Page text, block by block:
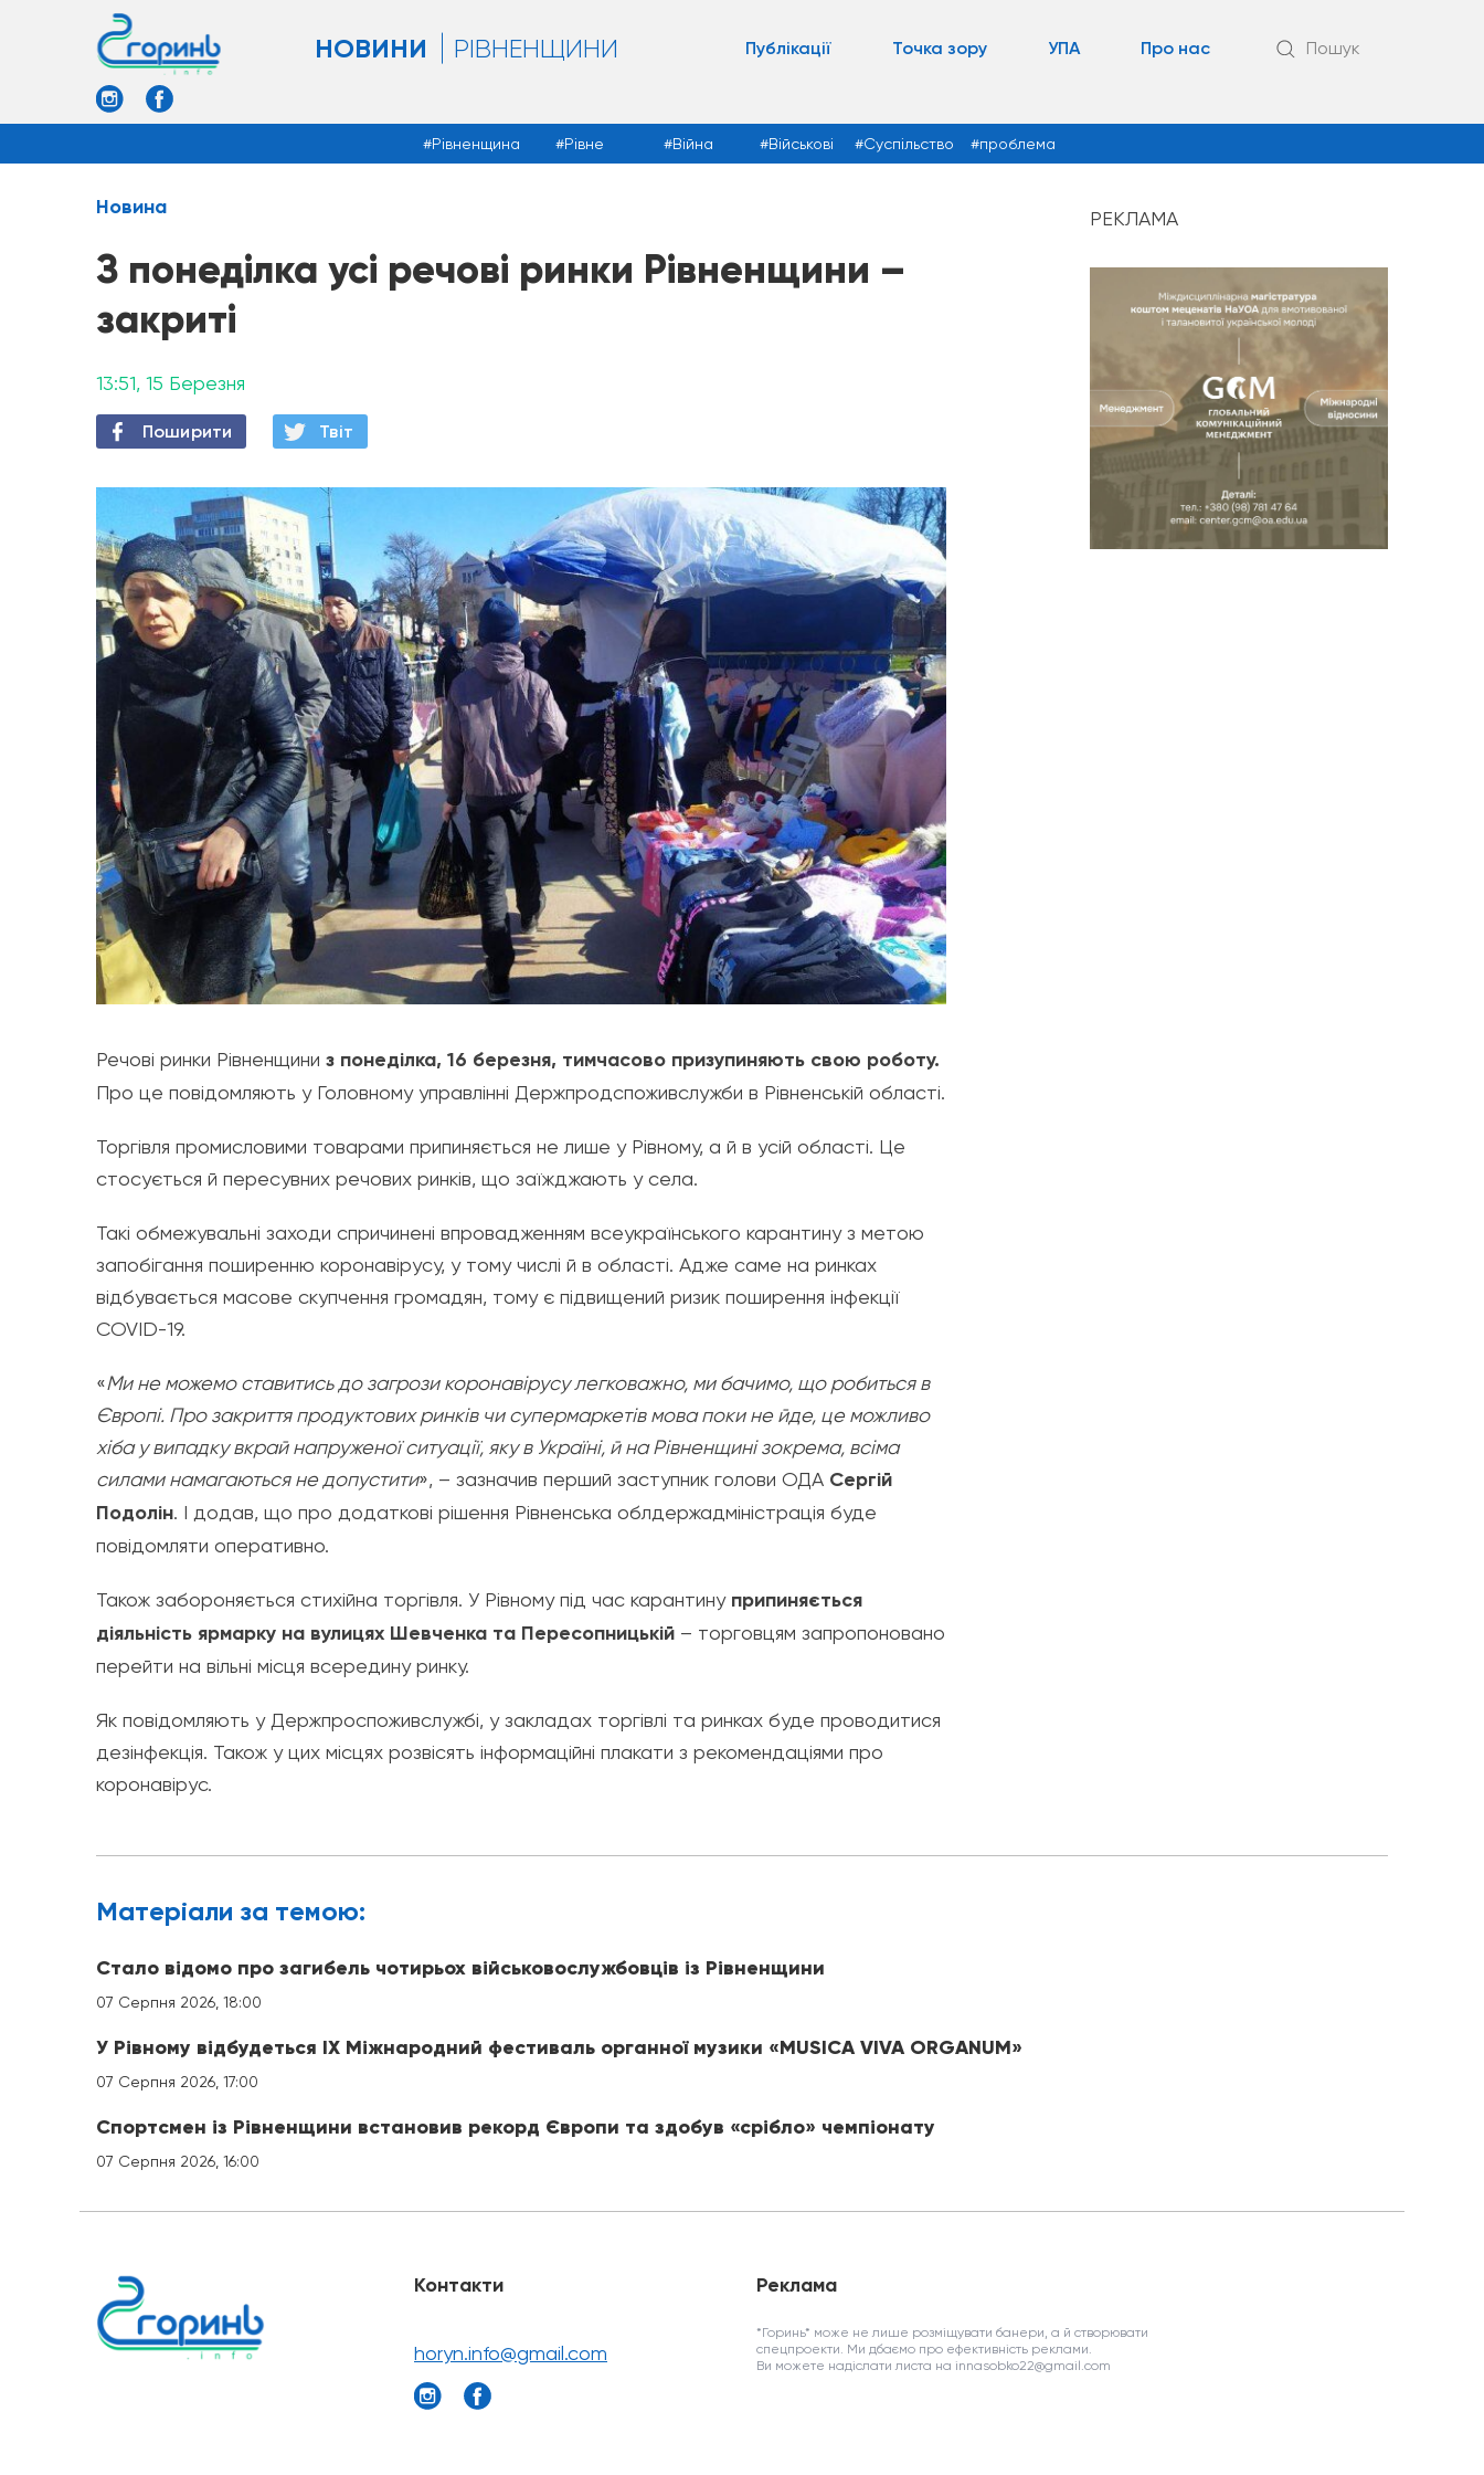
НОВИНИ РІВНЕНЩИНИ Публікації Точка зору УПА Про нас Пошук
Рівненщина Рівне Війна Військові Суспільство проблема
Новина
З понеділка усі речові ринки Рівненщини –
закриті
13:51, 15 Березня
Поширити Твiт
Речові ринки Рівненщини з понеділка, 16 березня, тимчасово призупиняють свою роботу.
Про це повідомляють у Головному управлінні Держпродспоживслужби в Рівненській області.
Торгівля промисловими товарами припиняється не лише у Рівному, а й в усій області. Це
стосується й пересувних речових ринків, що заїжджають у села.
Такі обмежувальні заходи спричинені впровадженням всеукраїнського карантину з метою
запобігання поширенню коронавірусу, у тому числі й в області. Адже саме на ринках
відбувається масове скупчення громадян, тому є підвищений ризик поширення інфекції
COVID-19.
«Ми не можемо ставитись до загрози коронавірусу легковажно, ми бачимо, що робиться в
Європі. Про закриття продуктових ринків чи супермаркетів мова поки не йде, це можливо
хіба у випадку вкрай напруженої ситуації, яку в Україні, й на Рівненщині зокрема, всіма
силами намагаються не допустити», – зазначив перший заступник голови ОДА Сергій
Подолін. І додав, що про додаткові рішення Рівненська облдержадміністрація буде
повідомляти оперативно.
Також забороняється стихійна торгівля. У Рівному під час карантинуприпиняється
діяльність ярмарку на вулицях Шевченка та Пересопницькій – торговцям запропоновано
перейти на вільні місця всередину ринку.
Як повідомляють у Держпроспоживслужбі, у закладах торгівлі та ринках буде проводитися
дезінфекція. Також у цих місцях розвісять інформаційні плакати з рекомендаціями про
коронавірус.
РЕКЛАМА
Матерiали за темою:
Стало відомо про загибель чотирьох військовослужбовців із Рівненщини
07 Серпня 2026, 18:00
У Рівному відбудеться IX Міжнародний фестиваль органної музики «MUSICA VIVA ORGANUM»
07 Серпня 2026, 17:00
Спортсмен із Рівненщини встановив рекорд Європи та здобув «срібло» чемпіонату
07 Серпня 2026, 16:00
Контакти
horyn.info@gmail.com
Реклама
*Горинь* може не лише розміщувати банери, а й створювати
спецпроекти. Ми дбаємо про ефективність реклами.
Ви можете надіслати листа на innasobko22@gmail.com